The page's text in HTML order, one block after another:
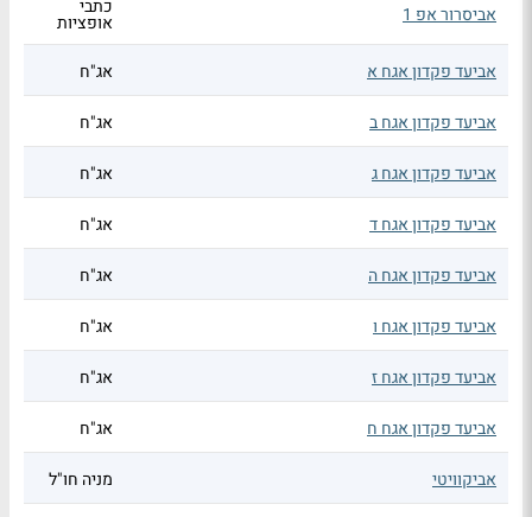
אביסרור אפ 1 כתבי
אופציות
אביעד פקדון אגח א
אג"ח
אביעד פקדון אגח ב אג"ח
אביעד פקדון אגח ג אג"ח
אביעד פקדון אגח ד אג"ח
אביעד פקדון אגח ה אג"ח
אביעד פקדון אגח ו אג"ח
אביעד פקדון אגח ז אג"ח
אביעד פקדון אגח ח אג"ח
אביקוויטי מניה חו"ל